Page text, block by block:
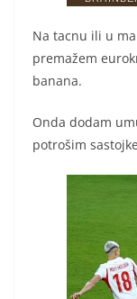
Na tacnu ili u
premažem
banana.
Onda dodam
potrošim